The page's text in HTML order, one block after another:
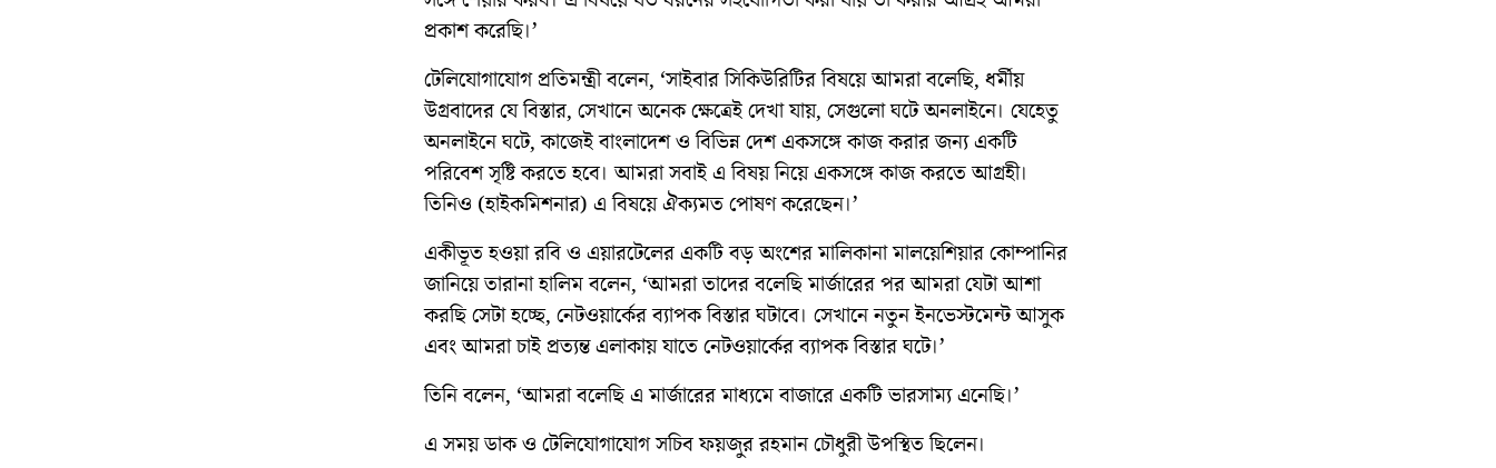
প্রকাশ করেছি।’
টেলিযোগাযোগ প্রতিমন্ত্রী বলেন, ‘সাইবার সিকিউরিটির বিষয়ে আমরা বলেছি, ধর্মীয়
উগ্রবাদের যে বিস্তার, সেখানে অনেক ক্ষেত্রেই দেখা যায়, সেগুলো ঘটে অনলাইনে। যেহেতু
অনলাইনে ঘটে, কাজেই বাংলাদেশ ও বিভিন্ন দেশ একসঙ্গে কাজ করার জন্য একটি
পরিবেশ সৃষ্টি করতে হবে। আমরা সবাই এ বিষয় নিয়ে একসঙ্গে কাজ করতে আগ্রহী।
তিনিও (হাইকমিশনার) এ বিষয়ে ঐক্যমত পোষণ করেছেন।’
একীভূত হওয়া রবি ও এয়ারটেলের একটি বড় অংশের মালিকানা মালয়েশিয়ার কোম্পানির
জানিয়ে তারানা হালিম বলেন, ‘আমরা তাদের বলেছি মার্জারের পর আমরা যেটা আশা
করছি সেটা হচ্ছে, নেটওয়ার্কের ব্যাপক বিস্তার ঘটাবে। সেখানে নতুন ইনভেস্টমেন্ট আসুক
এবং আমরা চাই প্রত্যন্ত এলাকায় যাতে নেটওয়ার্কের ব্যাপক বিস্তার ঘটে।’
তিনি বলেন, ‘আমরা বলেছি এ মার্জারের মাধ্যমে বাজারে একটি ভারসাম্য এনেছি।’
এ সময় ডাক ও টেলিযোগাযোগ সচিব ফয়জুর রহমান চৌধুরী উপস্থিত ছিলেন।